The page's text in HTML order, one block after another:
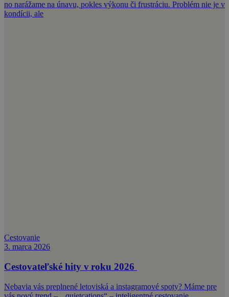
no narážame na únavu, pokles výkonu či frustráciu. Problém nie je v
kondícii, ale
Cestovanie
3. marca 2026
Cestovateľské hity v roku 2026
Nebavia vás preplnené letoviská a instagramové spoty? Máme pre